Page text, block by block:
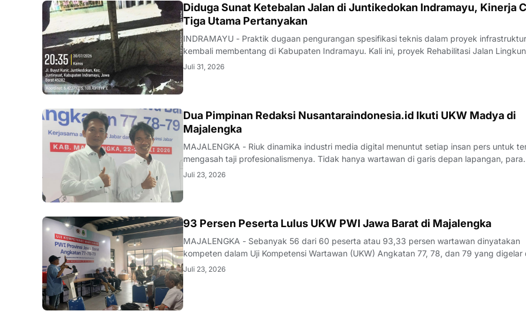
KRIMINAL
Diduga Sunat Ketebalan Jalan di Juntikedokan Indramayu, Kinerja
Tiga Utama Pertanyakan
INDRAMAYU - Praktik dugaan pengurangan spesifikasi teknis dalam proyek
kembali membentang di Kabupaten Indramayu. Kali ini, proyek Rehabilitasi Jalan
Desa Juntikedokan I, Kecamatan Juntinyuat, berada di bawah sorotan tajam lantaran
Juli 31, 2026
Dua Pimpinan Redaksi Nusantaraindonesia.id Ikuti UKW Madya di
Majalengka
MAJALENGKA - Riuk dinamika industri media digital menuntut setiap insan pers untuk
mengasah taji profesionalismenya. Tidak hanya wartawan di garis depan lapangan, para
nakhoda redaksi pun merasa perlu kembali bercermin dan menguji kapasitas diri demi
Juli 23, 2026
93 Persen Peserta Lulus UKW PWI Jawa Barat di Majalengka
MAJALENGKA - Sebanyak 56 dari 60 peserta atau 93,33 persen wartawan dinyatakan
kompeten dalam Uji Kompetensi Wartawan (UKW) Angkatan 77, 78, dan 79 yang digelar
Majalengka pada 22–23 Juli 2026.Penguji UKW, Rita, menyampaikan hasil evaluasi akhir
Juli 23, 2026